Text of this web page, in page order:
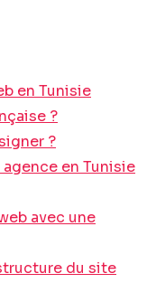
en Tunisie
?
?
en Tunisie
avec une
du site